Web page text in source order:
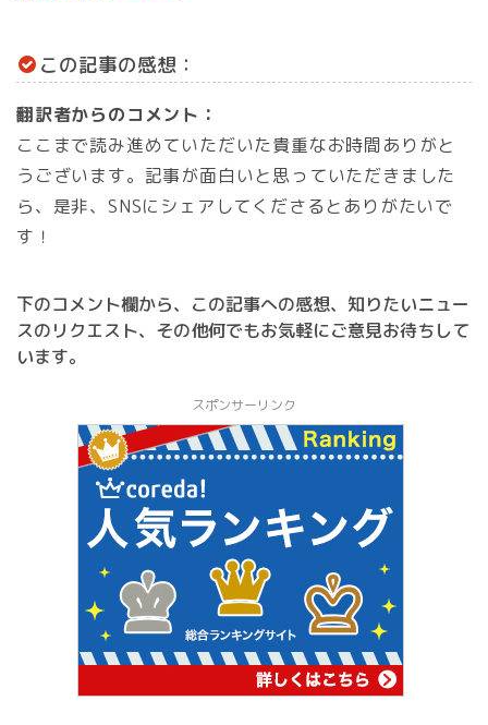
この記事の感想：
翻訳者からのコメント：
ここまで読み進めていただいた貴重なお時間ありがと
うございます。記事が面白いと思っていただきました
ら、是非、SNSにシェアしてくださるとありがたいで
す！
下のコメント欄から、この記事への感想、知りたいニュー
スのリクエスト、その他何でもお気軽にご意見お待ちして
います。
スポンサーリンク